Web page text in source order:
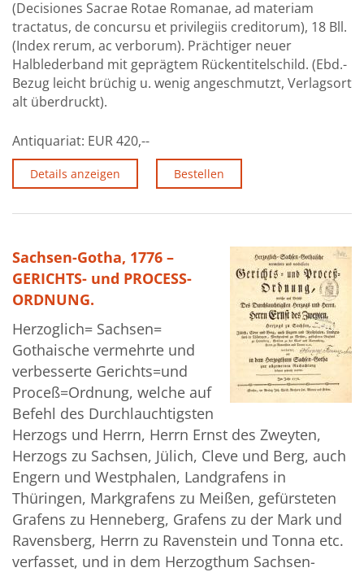
(Decisiones Sacrae Rotae Romanae, ad materiam
tractatus, de concursu et privilegiis creditorum), 18 Bll.
(Index rerum, ac verborum). Prächtiger neuer
Halblederband mit geprägtem Rückentitelschild. (Ebd.-
Bezug leicht brüchig u. wenig angeschmutzt, Verlagsort
alt überdruckt).
Antiquariat: EUR 420,--
Details anzeigen Bestellen
Sachsen-Gotha, 1776 –
GERICHTS- und PROCESS-
ORDNUNG.
Herzoglich= Sachsen=
Gothaische vermehrte und
verbesserte Gerichts=und
Proceß=Ordnung, welche auf
Befehl des Durchlauchtigsten
Herzogs und Herrn, Herrn Ernst des Zweyten,
Herzogs zu Sachsen, Jülich, Cleve und Berg, auch
Engern und Westphalen, Landgrafens in
Thüringen, Markgrafens zu Meißen, gefürsteten
Grafens zu Henneberg, Grafens zu der Mark und
Ravensberg, Herrn zu Ravenstein und Tonna etc.
verfasset, und in dem Herzogthum Sachsen-